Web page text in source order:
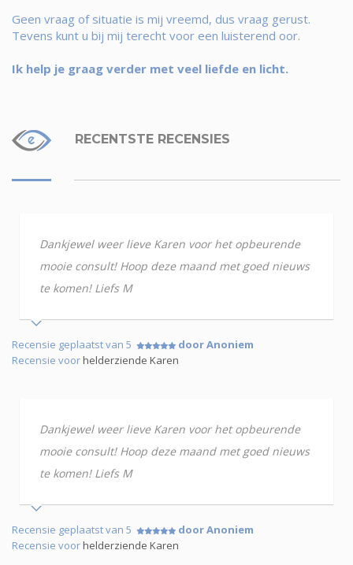
Geen vraag of situatie is mij vreemd, dus vraag gerust.
Tevens kunt u bij mij terecht voor een luisterend oor.
Ik help je graag verder met veel liefde en licht.
RECENTSTE RECENSIES
Dankjewel weer lieve Karen voor het opbeurende
mooie consult! Hoop deze maand met goed nieuws
te komen! Liefs M
Recensie geplaatst van 5
door Anoniem
Recensie voorhelderziende Karen
Dankjewel weer lieve Karen voor het opbeurende
mooie consult! Hoop deze maand met goed nieuws
te komen! Liefs M
Recensie geplaatst van 5
door Anoniem
Recensie voorhelderziende Karen